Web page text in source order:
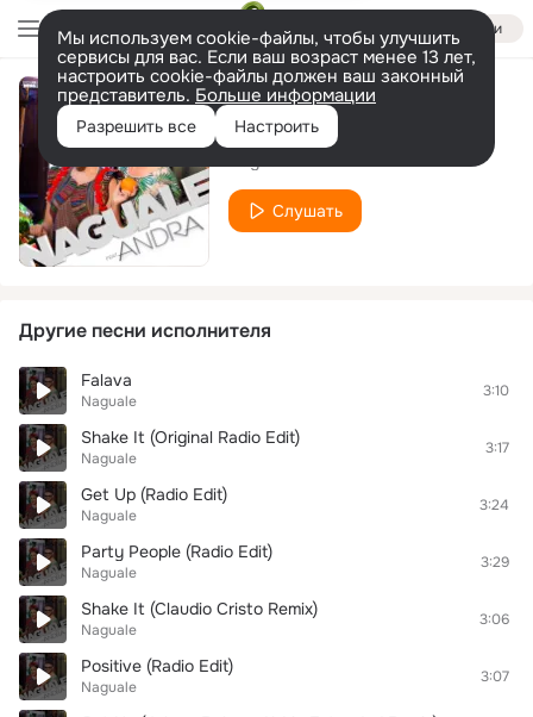
Войти
Мы используем cookie-файлы, чтобы улучшить
сервисы для вас. Если ваш возраст менее 13 лет,
настроить cookie-файлы должен ваш законный
представитель. Больше информации
Разрешить все Настроить
Mirame
Слушать
Другие песни исполнителя
Falava
Naguale
3:10
Shake It (Original Radio Edit)
Naguale
3:17
Get Up (Radio Edit)
Naguale
3:24
Party People (Radio Edit)
Naguale
3:29
Shake It (Claudio Cristo Remix)
Naguale
3:06
Positive (Radio Edit)
Naguale
3:07